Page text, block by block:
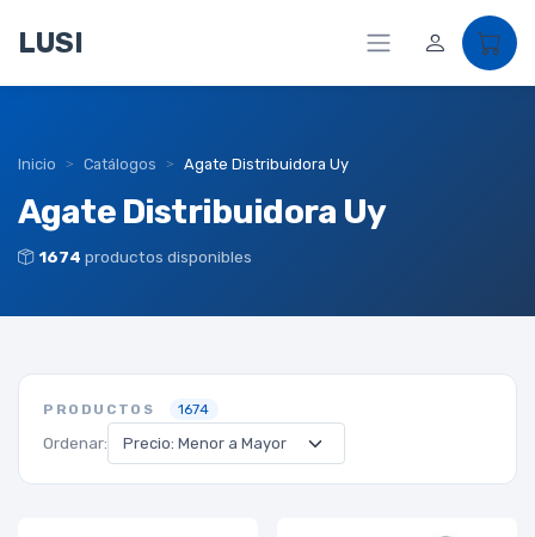
LUSI
Inicio Catálogos Agate Distribuidora Uy
Agate Distribuidora Uy
1674 productos disponibles
PRODUCTOS 1674
Ordenar: